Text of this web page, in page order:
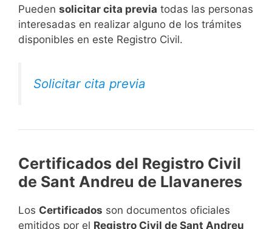
​Pueden solicitar cita previa todas las personas
interesadas en realizar alguno de los trámites
disponibles en este Registro Civil.​
Solicitar cita previa
Certificados del Registro Civil
de Sant Andreu de Llavaneres
Los Certificados son documentos oficiales
emitidos por el Registro Civil de Sant Andreu